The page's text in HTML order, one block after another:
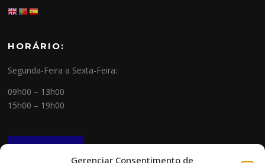
Gerenciar Consentimento de
HORÁRIO:
Segunda-Feira a Sexta-Feira:
09h00 – 13h00
15h00 – 19h00
NEWSLETTER